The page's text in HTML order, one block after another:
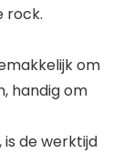
rock.
om
handig om
de werktijd